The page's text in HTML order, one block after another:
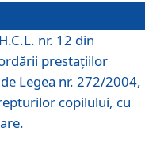
nr. 12 din
prestaţiilor
Legea nr. 272/2004,
copilului, cu